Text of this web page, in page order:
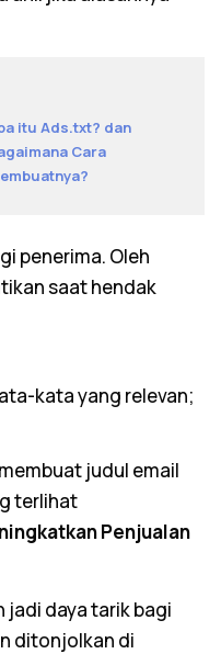
itu Ads.txt? dan
Cara
penerima. Oleh
saat hendak
kata yang relevan;
judul email
terlihat
Penjualan
jadi daya tarik bagi
ditonjolkan di